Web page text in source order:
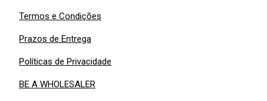
Termos e Condições
Prazos de Entrega
Políticas de Privacidade
BE A WHOLESALER